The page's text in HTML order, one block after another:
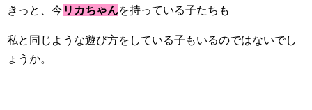
きっと、今 リカちゃんを持っている子たちも
私と同じような遊び方をしている子もいるのではないでし
ょうか。